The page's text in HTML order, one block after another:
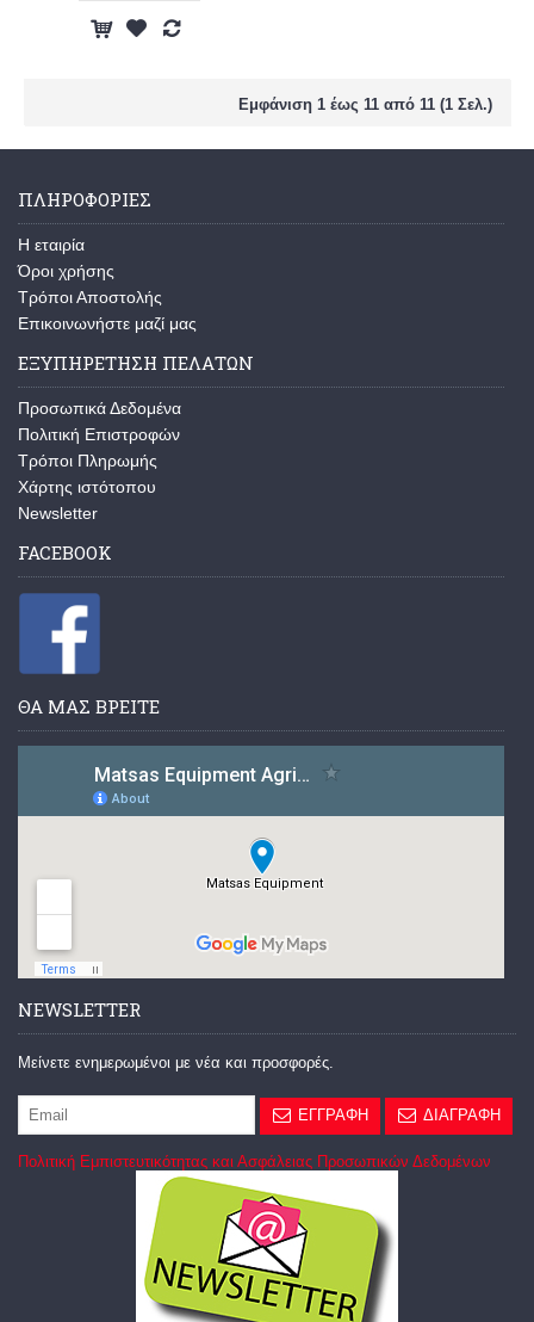
Εμφάνιση 1 έως 11 από 11 (1 Σελ.)
ΠΛΗΡΟΦΟΡΙΕΣ
H εταιρία
Όροι χρήσης
Τρόποι Αποστολής
Επικοινωνήστε μαζί μας
ΕΞΥΠΗΡΕΤΗΣΗ ΠΕΛΑΤΩΝ
Προσωπικά Δεδομένα
Πολιτική Επιστροφών
Τρόποι Πληρωμής
Χάρτης ιστότοπου
Newsletter
FACEBOOK
ΘΑ ΜΑΣ ΒΡΕΙΤΕ
NEWSLETTER
Μείνετε ενημερωμένοι με νέα και προσφορές.
ΕΓΓΡΑΦΗ ΔΙΑΓΡΑΦΗ
Πολιτική Εμπιστευτικότητας και Ασφάλειας Προσωπικών Δεδομένων